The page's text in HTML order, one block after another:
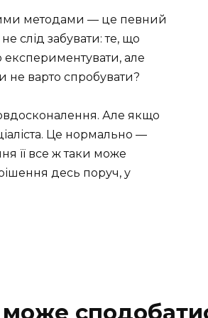
методами — це певний
слід забувати: те, що
але
не варто спробувати?
Але якщо
Це нормально —
її все ж таки може
десь поруч, у